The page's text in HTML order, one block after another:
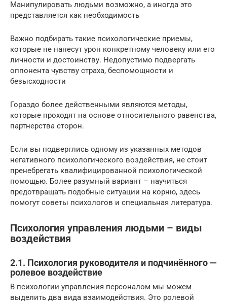
Манипулировать людьми возможно, а иногда это
представляется как необходимость
Важно подбирать такие психологические приемы,
которые не нанесут урон конкретному человеку или его
личности и достоинству. Недопустимо подвергать
оппонента чувству страха, беспомощности и
безысходности
Гораздо более действенными являются методы,
которые проходят на основе относительного равенства,
партнерства сторон.
Если вы подверглись одному из указанных методов
негативного психологического воздействия, не стоит
пренебрегать квалифицированной психологической
помощью. Более разумный вариант – научиться
предотвращать подобные ситуации на корню, здесь
помогут советы психологов и специальная литература.
Психология управления людьми – виды
воздействия
2.1. Психология руководителя и подчинённого —
ролевое воздействие
В психологии управления персоналом мы можем
выделить два вида взаимодействия. Это ролевой